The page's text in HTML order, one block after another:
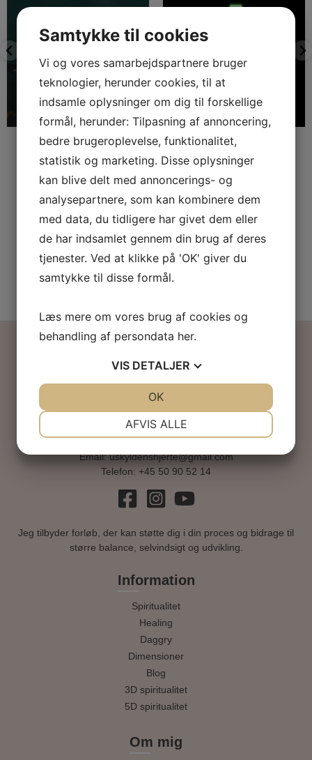
#med
#ordløse
#hjerte ...
#elsk
#mig
#ordløse
#hjerte ...
om morgenen og følt...
Har du nogensinde vågnet op
Følg os her
Ørslev gade 73b, st, th
4100 Ringsted
Email:uskyldenshjerte@gmail.com
Telefon: +45 50 90 52 14
Jeg tilbyder forløb, der kan støtte dig i din proces og bidrage til
større balance, selvindsigt og udvikling.
Information
Spiritualitet
Healing
Daggry
Dimensioner
Blog
3D spiritualitet
5D spiritualitet
Om mig
Samtykke til cookies
Vi og vores samarbejdspartnere bruger
teknologier, herunder cookies, til at
indsamle oplysninger om dig til forskellige
formål, herunder: Tilpasning af annoncering,
bedre brugeroplevelse, funktionalitet,
statistik og marketing. Disse oplysninger
kan blive delt med annoncerings- og
analysepartnere, som kan kombinere dem
med data, du tidligere har givet dem eller
de har indsamlet gennem din brug af deres
tjenester. Ved at klikke på 'OK' giver du
samtykke til disse formål.
Læs mere om vores brug af cookies og
behandling af persondata her.
VIS DETALJER
MARKETING STATISTIK
AFVIS ALLE
OK